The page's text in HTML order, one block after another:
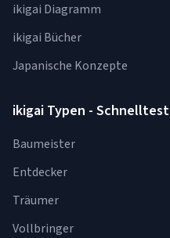
ikigai Diagramm
ikigai Bücher
Japanische Konzepte
ikigai Typen - Schnelltest
Baumeister
Entdecker
Träumer
Vollbringer